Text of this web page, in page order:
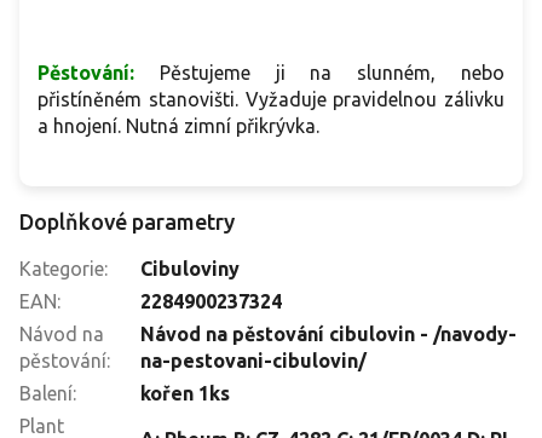
Pěstování: Pěstujeme ji na slunném, nebo
přistíněném stanovišti. Vyžaduje pravidelnou zálivku
a hnojení. Nutná zimní přikrývka.
Doplňkové parametry
Kategorie:
Cibuloviny
EAN:
2284900237324
Návod na
pěstování:
Návod na pěstování cibulovin - /navody-
na-pestovani-cibulovin/
Balení:
kořen 1ks
Plant